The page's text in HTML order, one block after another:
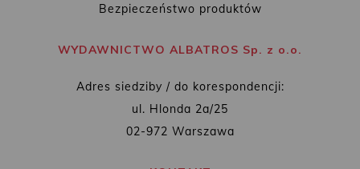
Bezpieczeństwo produktów
WYDAWNICTWO ALBATROS Sp. z o.o.
Adres siedziby / do korespondencji:
ul. Hlonda 2a/25
02-972 Warszawa